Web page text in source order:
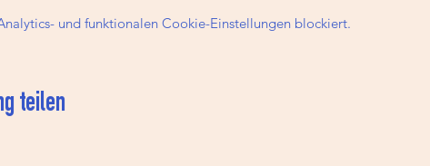
und funktionalen Cookie-Einstellungen blockiert.
teilen